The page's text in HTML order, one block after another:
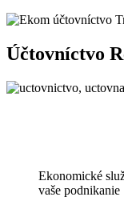
Účtovníctvo
Ekonomické
vaše podnikanie